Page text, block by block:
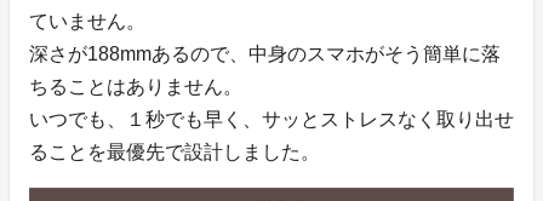
ていません。
深さが188mmあるので、中身のスマホがそう簡単に落
ちることはありません。
いつでも、１秒でも早く、サッとストレスなく取り出せ
ることを最優先で設計しました。